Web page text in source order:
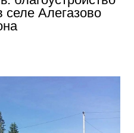
селе Алегазово